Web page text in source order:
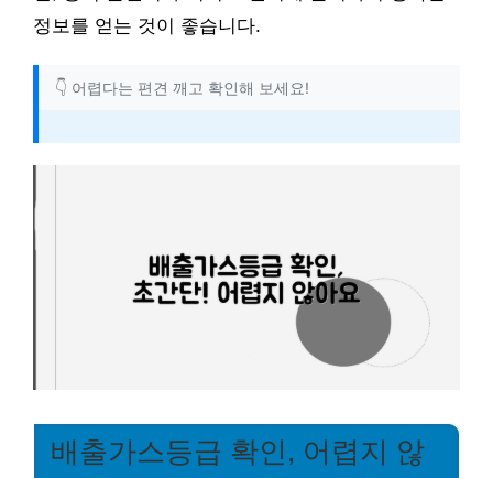
정보를 얻는 것이 좋습니다.
👇 어렵다는 편견 깨고 확인해 보세요!
배출가스등급 확인, 어렵지 않